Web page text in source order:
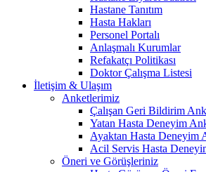
Hastane Tanıtım
Hasta Hakları
Personel Portalı
Anlaşmalı Kurumlar
Refakatçı Politikası
Doktor Çalışma Listesi
İletişim & Ulaşım
Anketlerimiz
Çalışan Geri Bildirim
Yatan Hasta Deneyim
Ayaktan Hasta Deneyim
Acil Servis Hasta
Öneri ve Görüşleriniz